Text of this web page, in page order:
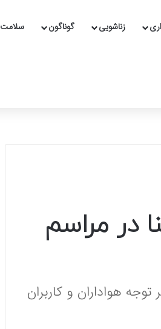
زناشویی گوناگون سلامت
در مراسم
هواداران و کاربران